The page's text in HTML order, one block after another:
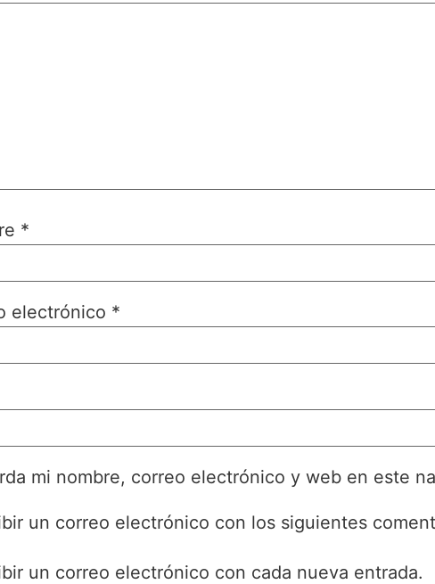
*
electrónico *
mi nombre, correo electrónico y web en este
un correo electrónico con los siguientes
un correo electrónico con cada nueva entrada.